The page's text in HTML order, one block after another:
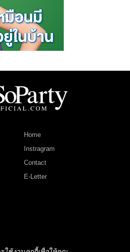
Home
Instragram
Contact
E-Letter